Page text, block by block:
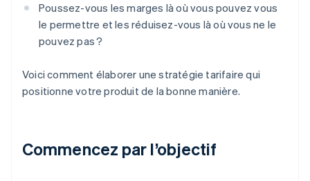
Poussez-vous les marges là où vous pouvez vous
le permettre et les réduisez-vous là où vous ne le
pouvez pas ?
Voici comment élaborer une stratégie tarifaire qui
positionne votre produit de la bonne manière.
Commencez par l’objectif